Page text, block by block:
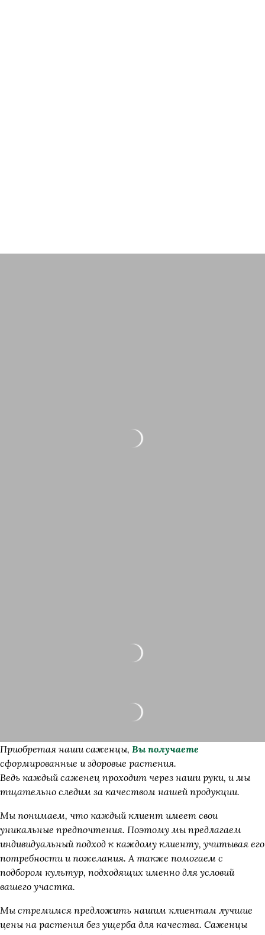
Приобретая наши саженцы, Вы получаете
сформированные и здоровые растения.
Ведь каждый саженец проходит через наши руки, и мы
тщательно следим за качеством нашей продукции.
Мы понимаем, что каждый клиент имеет свои
уникальные предпочтения. Поэтому мы предлагаем
индивидуальный подход к каждому клиенту, учитывая его
потребности и пожелания. А также помогаем с
подбором культур, подходящих именно для условий
вашего участка.
Мы стремимся предложить нашим клиентам лучшие
цены на растения без ущерба для качества. Саженцы